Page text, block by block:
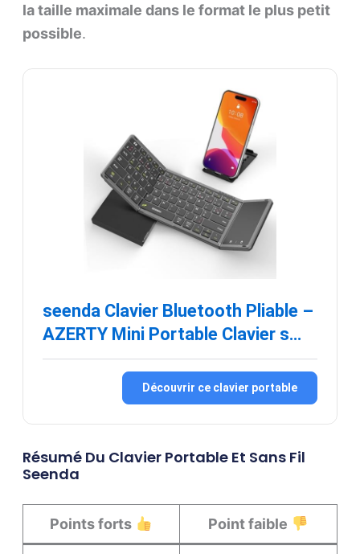
la taille maximale dans le format le plus petit
possible.
seenda Clavier Bluetooth Pliable –
AZERTY Mini Portable Clavier s…
Découvrir ce clavier portable
Résumé Du Clavier Portable Et Sans Fil
Seenda
Points forts Point faible